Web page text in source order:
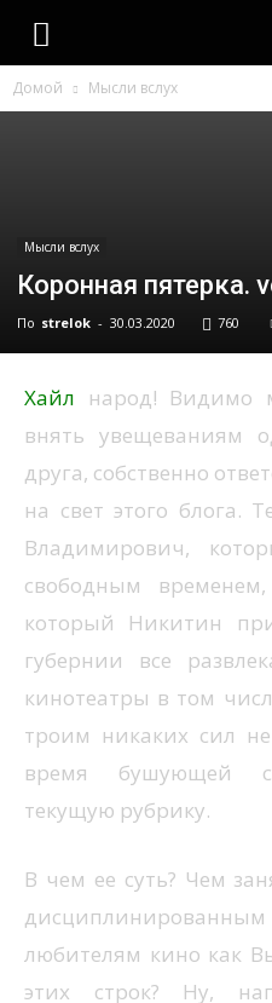
Домой Мысли вслух
Мысли вслух
Коронная пятерка.
По strelok - 30.03.2020 760
Хайл народ! Видимо
внять увещеваниям
друга, собственно
на свет этого блога.
Владимирович,
свободным
который Никитин
губернии все
кинотеатры в том
троим никаких сил
время бушующей
текущую рубрику.
В чем ее суть? Чем
любителям кино как
этих строк? Ну,